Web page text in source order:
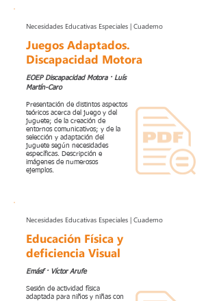
Necesidades Educativas Especiales | Cuaderno
Juegos Adaptados.
Discapacidad Motora
EOEP Discapacidad Motora · Luís
Martín-Caro
Presentación de distintos aspectos
teóricos acerca del juego y del
juguete; de la creación de
entornos comunicativos; y de la
selección y adaptación del
juguete según necesidades
específicas. Descripción e
imágenes de numerosos
ejemplos.
Necesidades Educativas Especiales | Cuaderno
Educación Física y
deficiencia Visual
Emásf · Víctor Arufe
Sesión de actividad física
adaptada para niños y niñas con